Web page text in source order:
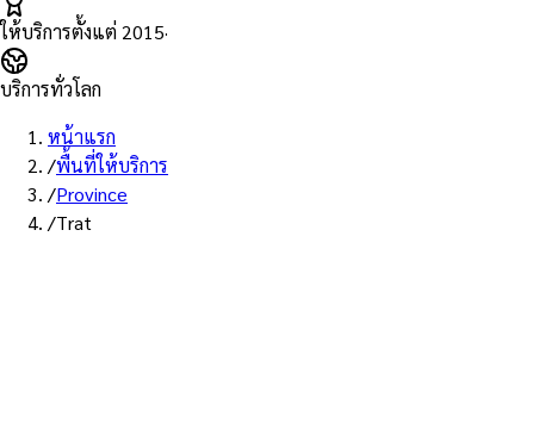
ให้บริการตั้งแต่ 2015·
บริการทั่วโลก
หน้าแรก
/พื้นที่ให้บริการ
/Province
/Trat